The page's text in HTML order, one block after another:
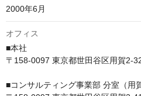
2000年6月
オフィス
■本社
〒158-0097 東京都世田谷区用賀2-
■コンサルティング事業部 分室（